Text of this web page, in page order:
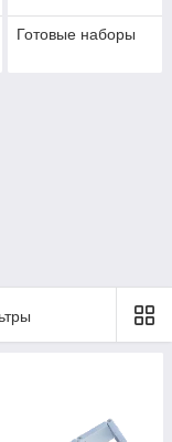
самые
Готовые наборы